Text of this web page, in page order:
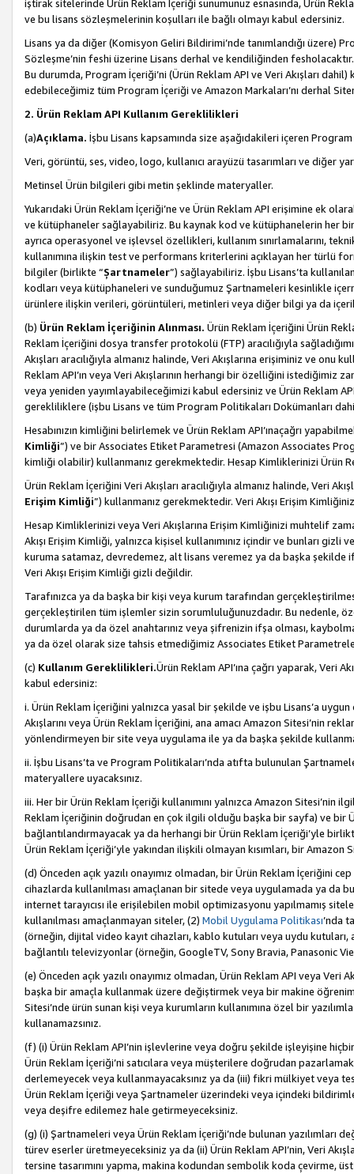
iştirak sitelerinde Ürün Reklam İçeriği sunumunuz esnasında, Ürün
ve bu lisans sözleşmelerinin koşulları ile bağlı olmayı kabul edersiniz.
Lisans ya da diğer (Komisyon Geliri Bildirimi’nde tanımlandığı üzere)
Sözleşme’nin feshi üzerine Lisans derhal ve kendiliğinden
Bu durumda, Program İçeriği’ni (Ürün Reklam API ve Veri Akışları
edebileceğimiz tüm Program İçeriği ve Amazon Markaları’nı derhal
2. Ürün Reklam API Kullanım Gereklilikleri
(a)Açıklama. İşbu Lisans kapsamında size aşağıdakileri içeren
Veri, görüntü, ses, video, logo, kullanıcı arayüzü tasarımları ve diğer
Metinsel Ürün bilgileri gibi metin şeklinde materyaller.
Yukarıdaki Ürün Reklam İçeriği’ne ve Ürün Reklam API erişimine ek
ve kütüphaneler sağlayabiliriz. Bu kaynak kod ve kütüphanelerin her
ayrıca operasyonel ve işlevsel özellikleri, kullanım sınırlamalarını,
kullanımına ilişkin test ve performans kriterlerini açıklayan her türlü
bilgiler (birlikte “Şartnameler”) sağlayabiliriz. İşbu Lisans’ta
kodları veya kütüphaneleri ve sunduğumuz Şartnameleri kesinlikle
ürünlere ilişkin verileri, görüntüleri, metinleri veya diğer bilgi ya da
(b) Ürün Reklam İçeriğinin Alınması. Ürün Reklam İçeriğini Ürün
Reklam İçeriğini dosya transfer protokolü (FTP) aracılığıyla
Akışları aracılığıyla almanız halinde, Veri Akışlarına erişiminiz ve onu
Reklam API’ın veya Veri Akışlarının herhangi bir özelliğini
veya yeniden yayımlayabileceğimizi kabul edersiniz ve Ürün Reklam
gerekliliklere (işbu Lisans ve tüm Program Politikaları Dokümanları
Hesabınızın kimliğini belirlemek ve Ürün Reklam API’ınaçağrı
Kimliği”) ve bir Associates Etiket Parametresi (Amazon Associates
kimliği olabilir) kullanmanız gerekmektedir. Hesap Kimliklerinizi Ürün
Ürün Reklam İçeriğini Veri Akışları aracılığıyla almanız halinde, Veri
Erişim Kimliği”) kullanmanız gerekmektedir. Veri Akışı Erişim
Hesap Kimliklerinizi veya Veri Akışlarına Erişim Kimliğinizi muhtelif
Akışı Erişim Kimliği, yalnızca kişisel kullanımınız içindir ve bunları
kuruma satamaz, devredemez, alt lisans veremez ya da başka şekilde
Veri Akışı Erişim Kimliği gizli değildir.
Tarafınızca ya da başka bir kişi veya kurum tarafından
gerçekleştirilen tüm işlemler sizin sorumluluğunuzdadır. Bu nedenle,
durumlarda ya da özel anahtarınız veya şifrenizin ifşa olması,
ya da özel olarak size tahsis etmediğimiz Associates Etiket
(c) Kullanım Gereklilikleri.Ürün Reklam API’ına çağrı yaparak, Veri
kabul edersiniz:
i. Ürün Reklam İçeriğini yalnızca yasal bir şekilde ve işbu Lisans’a uygun
Akışlarını veya Ürün Reklam İçeriğini, ana amacı Amazon Sitesi’nin
yönlendirmeyen bir site veya uygulama ile ya da başka şekilde
ii. İşbu Lisans’ta ve Program Politikaları’nda atıfta bulunulan
materyallere uyacaksınız.
iii. Her bir Ürün Reklam İçeriği kullanımını yalnızca Amazon
Reklam İçeriğinin doğrudan en çok ilgili olduğu başka bir sayfa) ve bir
bağlantılandırmayacak ya da herhangi bir Ürün Reklam İçeriği’yle
Ürün Reklam İçeriği’yle yakından ilişkili olmayan kısımları, bir Amazon
(d) Önceden açık yazılı onayımız olmadan, bir Ürün Reklam İçeriğini
cihazlarda kullanılması amaçlanan bir sitede veya uygulamada ya da
internet tarayıcısı ile erişilebilen mobil optimizasyonu yapılmamış
kullanılması amaçlanmayan siteler, (2) Mobil Uygulama Politikası’nda
(örneğin, dijital video kayıt cihazları, kablo kutuları veya uydu kutuları,
bağlantılı televizyonlar (örneğin, GoogleTV, Sony Bravia, Panasonic
(e) Önceden açık yazılı onayımız olmadan, Ürün Reklam API veya
başka bir amaçla kullanmak üzere değiştirmek veya bir makine
Sitesi’nde ürün sunan kişi veya kurumların kullanımına özel bir
kullanamazsınız.
(f) (i) Ürün Reklam API’nin işlevlerine veya doğru şekilde işleyişine
Ürün Reklam İçeriği’ni satıcılara veya müşterilere doğrudan
derlemeyecek veya kullanmayacaksınız ya da (iii) fikri mülkiyet veya
Ürün Reklam İçeriği veya Şartnameler üzerindeki veya içindeki
veya deşifre edilemez hale getirmeyeceksiniz.
(g) (i) Şartnameleri veya Ürün Reklam İçeriği’nde bulunan
türev eserler üretmeyeceksiniz ya da (ii) Ürün Reklam API’nin, Veri
tersine tasarımını yapma, makina kodundan sembolik koda çevirme,